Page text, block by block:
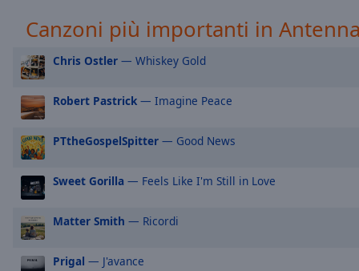
subtitles
opens
subtitles
settings
dialog
subtitles
off
selected
Track
Canzoni più importanti in
Chris Ostler — Whiskey Gold
Robert Pastrick — Imagine Peace
PTtheGospelSpitter — Good News
Sweet Gorilla — Feels Like I'm Still in Love
Matter Smith — Ricordi
Prigal — J'avance